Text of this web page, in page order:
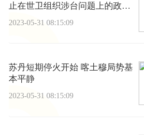
止在世卫组织涉台问题上的政治
2023-05-31 08:15:09
苏丹短期停火开始 喀土穆局势基
本平静
2023-05-31 08:15:09